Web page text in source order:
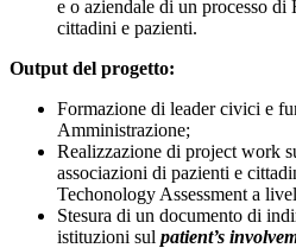
e o aziendale di un processo
cittadini e pazienti.
Output del progetto:
Formazione di leader civici e
Amministrazione;
Realizzazione di project work
associazioni di pazienti e
Techonology Assessment a
Stesura di un documento di
istituzioni sul patient’s